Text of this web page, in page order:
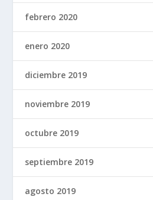
febrero 2020
enero 2020
diciembre 2019
noviembre 2019
octubre 2019
septiembre 2019
agosto 2019